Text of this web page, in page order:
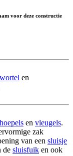
voor deze constructie
en
hoepels en vleugels.
zak
van een sluisje
de sluisfuik en ook